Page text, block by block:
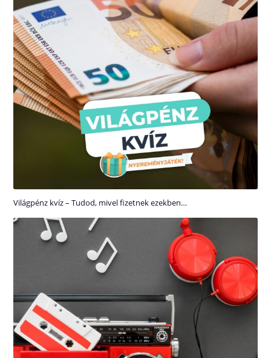
Világpénz kvíz – Tudod, mivel fizetnek ezekben…